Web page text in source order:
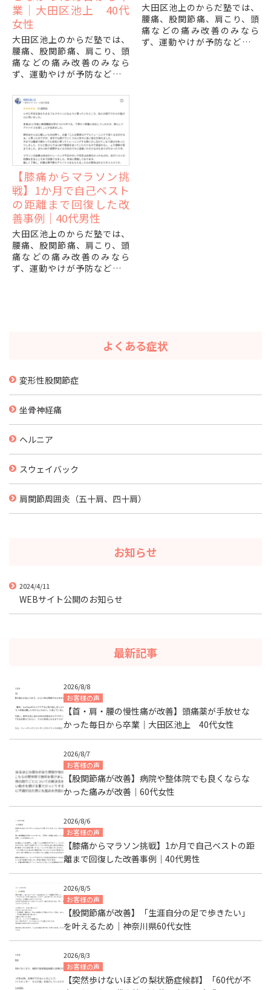
業｜大田区池上 40代
女性
大田区池上のからだ塾では、
腰痛、股関節痛、肩こり、頭
痛などの痛み改善のみなら
ず、運動やけが予防などパフ
体、トレーニングの施術を行
っております。
「首・肩・腰がいつも痛い...
大田区池上のからだ塾では、
腰痛、股関節痛、肩こり、頭
痛などの痛み改善のみなら
ず、運動やけが予防などパフ
【膝痛からマラソン挑
戦】1か月で自己ベスト
の距離まで回復した改
善事例｜40代男性
大田区池上のからだ塾では、
腰痛、股関節痛、肩こり、頭
痛などの痛み改善のみなら
ず、運動やけが予防などパフ
よくある症状
変形性股関節症
坐骨神経痛
ヘルニア
スウェイバック
肩関節周囲炎（五十肩、四十肩）
お知らせ
2024/4/11
WEBサイト公開のお知らせ
最新記事
2026/8/8
お客様の声
【首・肩・腰の慢性痛が改善】頭痛薬が手放せな
かった毎日から卒業｜大田区池上 40代女性
2026/8/7
お客様の声
【股関節痛が改善】病院や整体院でも良くならな
かった痛みが改善｜60代女性
2026/8/6
お客様の声
【膝痛からマラソン挑戦】1か月で自己ベストの距
離まで回復した改善事例｜40代男性
2026/8/5
お客様の声
【股関節痛が改善】「生涯自分の足で歩きたい」
を叶えるため｜神奈川県60代女性
2026/8/3
お客様の声
【突然歩けないほどの梨状筋症候群】「60代が不